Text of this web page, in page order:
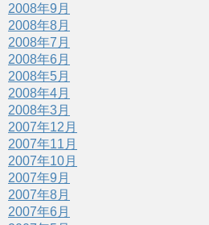
2008年9月
2008年8月
2008年7月
2008年6月
2008年5月
2008年4月
2008年3月
2007年12月
2007年11月
2007年10月
2007年9月
2007年8月
2007年6月